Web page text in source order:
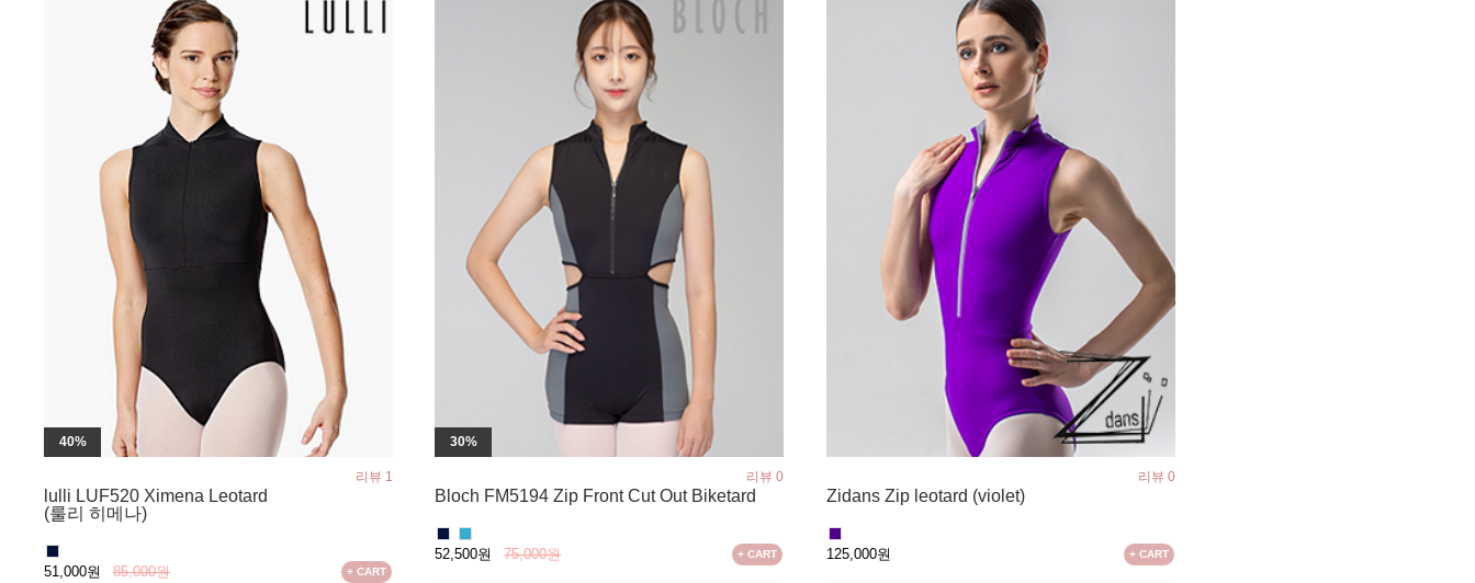
40%
리뷰 1
lulli LUF520 Ximena Leotard
(룰리 히메나)
51,000원 85,000원 + CART
30%
리뷰 0
Bloch FM5194 Zip Front Cut Out Biketard
52,500원 75,000원 + CART
리뷰 0
Zidans Zip leotard (violet)
125,000원 + CART